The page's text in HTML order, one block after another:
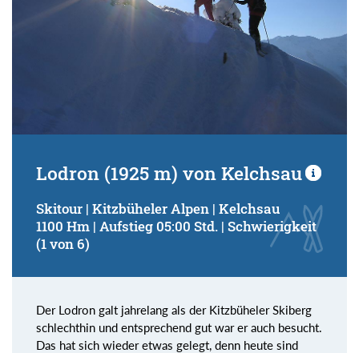
Lodron (1925 m) von Kelchsau
Skitour | Kitzbüheler Alpen | Kelchsau
1100 Hm | Aufstieg 05:00 Std. | Schwierigkeit
(1 von 6)
Der Lodron galt jahrelang als der Kitzbüheler Skiberg
schlechthin und entsprechend gut war er auch besucht.
Das hat sich wieder etwas gelegt, denn heute sind